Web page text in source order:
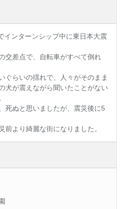
インターンシップ中に東日本大震
交差点で、自転車がすべて倒れ
ぐらいの揺れで、人々がそのまま
犬が震えながら聞いたことがない
死ぬと思いましたが、震災後に5
前より綺麗な街になりました。